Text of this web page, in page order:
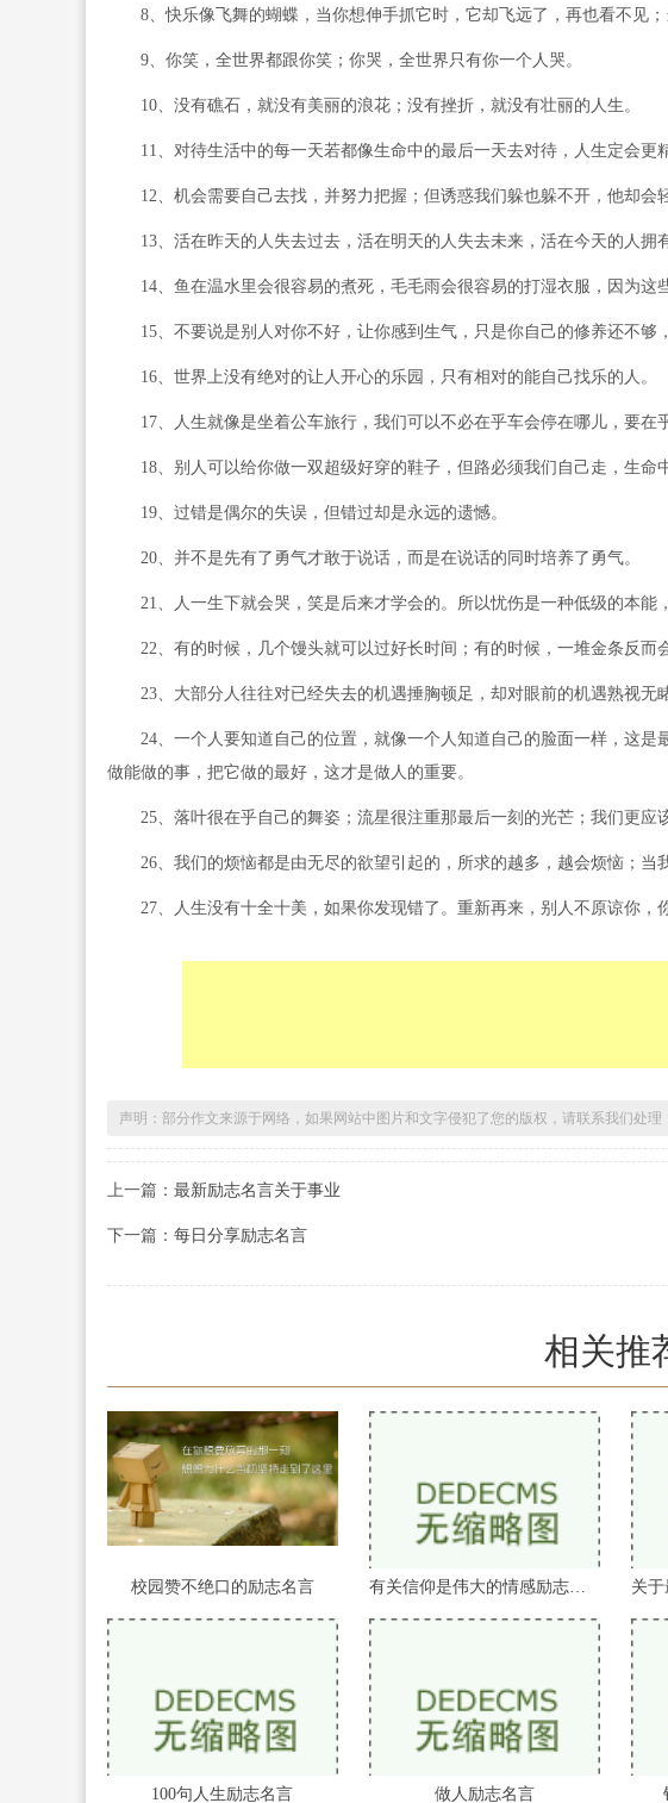
8、快乐像飞舞的蝴蝶，当你想伸手抓它时，它却飞远了，再也看不见；
9、你笑，全世界都跟你笑；你哭，全世界只有你一个人哭。
10、没有礁石，就没有美丽的浪花；没有挫折，就没有壮丽的人生。
11、对待生活中的每一天若都像生命中的最后一天去对待，人生定会更精
12、机会需要自己去找，并努力把握；但诱惑我们躲也躲不开，他却会轻
13、活在昨天的人失去过去，活在明天的人失去未来，活在今天的人拥有
14、鱼在温水里会很容易的煮死，毛毛雨会很容易的打湿衣服，因为这
15、不要说是别人对你不好，让你感到生气，只是你自己的修养还不够，
16、世界上没有绝对的让人开心的乐园，只有相对的能自己找乐的人。
17、人生就像是坐着公车旅行，我们可以不必在乎车会停在哪儿，要在
18、别人可以给你做一双超级好穿的鞋子，但路必须我们自己走，生命
19、过错是偶尔的失误，但错过却是永远的遗憾。
20、并不是先有了勇气才敢于说话，而是在说话的同时培养了勇气。
21、人一生下就会哭，笑是后来才学会的。所以忧伤是一种低级的本能
22、有的时候，几个馒头就可以过好长时间；有的时候，一堆金条反而
23、大部分人往往对已经失去的机遇捶胸顿足，却对眼前的机遇熟视无睹
24、一个人要知道自己的位置，就像一个人知道自己的脸面一样，这是
做能做的事，把它做的最好，这才是做人的重要。
25、落叶很在乎自己的舞姿；流星很注重那最后一刻的光芒；我们更应
26、我们的烦恼都是由无尽的欲望引起的，所求的越多，越会烦恼；当
27、人生没有十全十美，如果你发现错了。重新再来，别人不原谅你，
声明：部分作文来源于网络，如果网站中图片和文字侵犯了您的版权，请联系我们处理
上一篇： 最新励志名言关于事业
下一篇： 每日分享励志名言
相关推
校园赞不绝口的励志名言 有关信仰是伟大的情感励志的名人名言
100句人生励志名言 做人励志名言